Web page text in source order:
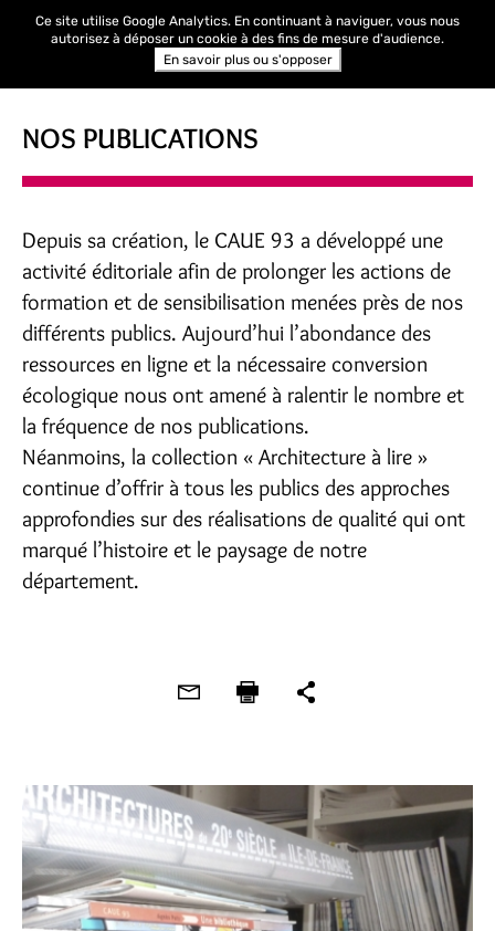
NOS PUBLICATIONS
Depuis sa création, le CAUE 93 a développé une
activité éditoriale afin de prolonger les actions de
formation et de sensibilisation menées près de nos
différents publics. Aujourd’hui l’abondance des
ressources en ligne et la nécessaire conversion
écologique nous ont amené à ralentir le nombre et
la fréquence de nos publications.
Néanmoins, la collection « Architecture à lire »
continue d’offrir à tous les publics des approches
approfondies sur des réalisations de qualité qui ont
marqué l’histoire et le paysage de notre
département.
Ce site utilise Google Analytics. En continuant à naviguer, vous nous
autorisez à déposer un cookie à des fins de mesure d'audience.
En savoir plus ou s'opposer